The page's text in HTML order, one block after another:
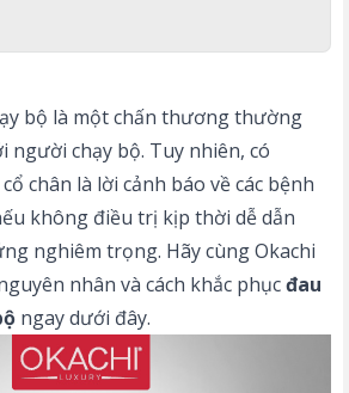
bộ là một chấn thương thường
người chạy bộ. Tuy nhiên, có
chân là lời cảnh báo về các bệnh
không điều trị kịp thời dễ dẫn
nghiêm trọng. Hãy cùng Okachi
nhân và cách khắc phụcđau
ngay dưới đây.